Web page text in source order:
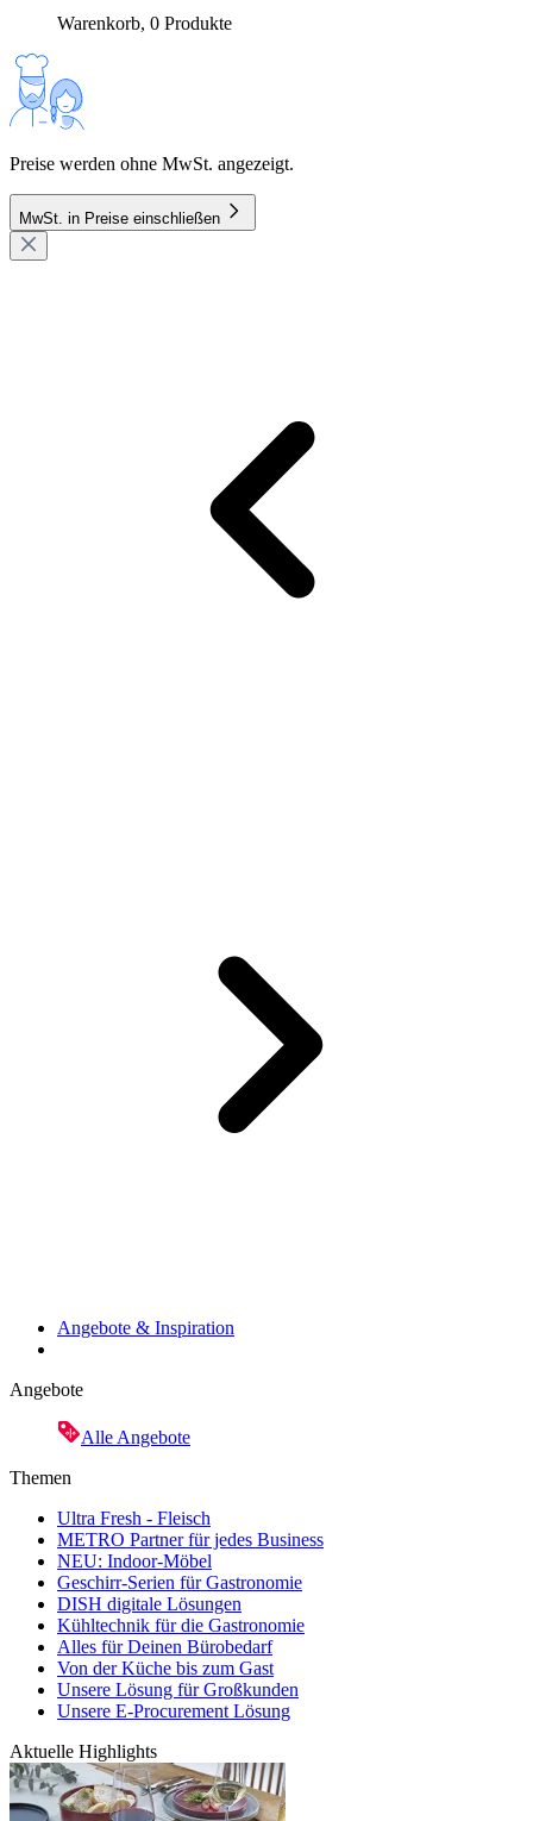
Warenkorb, 0 Produkte
Preise werden ohne MwSt. angezeigt.
MwSt. in Preise einschließen
Angebote & Inspiration
Angebote
Alle Angebote
Themen
Ultra Fresh - Fleisch
METRO Partner für jedes Business
NEU: Indoor-Möbel
Geschirr-Serien für Gastronomie
DISH digitale Lösungen
Kühltechnik für die Gastronomie
Alles für Deinen Bürobedarf
Von der Küche bis zum Gast
Unsere Lösung für Großkunden
Unsere E-Procurement Lösung
Aktuelle Highlights